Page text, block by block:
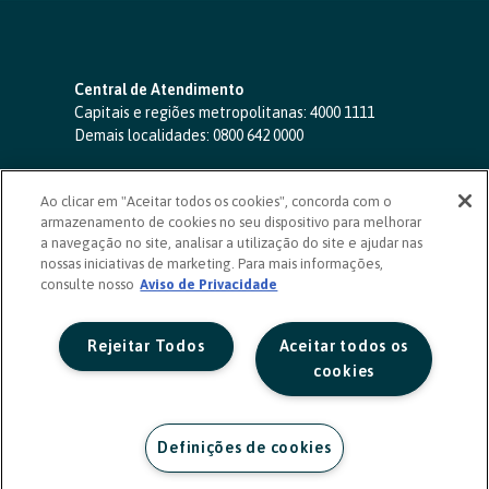
Central de Atendimento
Capitais e regiões metropolitanas: 4000 1111
Demais localidades: 0800 642 0000
SAC 24 horas-0800 724 4420
Ouvidoria
0800 725 0996
(de segunda a sexta, das 8h às 20h)
ouvidoriasicoob.com.br
Deficientes auditivos ou de fala
Ao clicar em "Aceitar todos os cookies", concorda com o
armazenamento de cookies no seu dispositivo para melhorar
a navegação no site, analisar a utilização do site e ajudar nas
nossas iniciativas de marketing. Para mais informações,
consulte nosso Aviso de Privacidade
Aceitar todos os
cookies
Rejeitar Todos
Definições de cookies